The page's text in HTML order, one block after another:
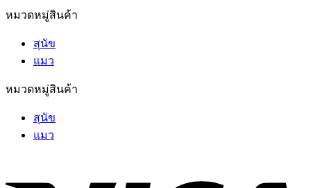
หมวดหมู่สินค้า
สุนัข
แมว
หมวดหมู่สินค้า
สุนัข
แมว